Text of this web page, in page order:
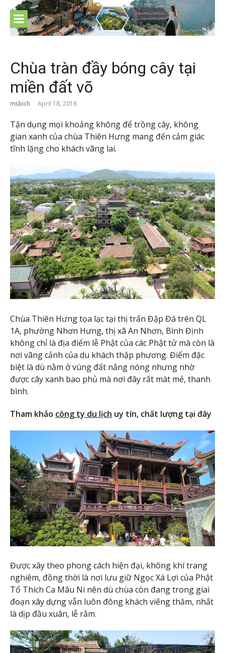
content
Chùa tràn đầy bóng cây tại
miền đất võ
msbich April 18, 2018
Tận dụng mọi khoảng không để trồng cây, không
gian xanh của chùa Thiên Hưng mang đến cảm giác
tĩnh lặng cho khách vãng lai.
Chùa Thiên Hưng tọa lạc tại thị trấn Đập Đá trên QL
1A, phường Nhơn Hưng, thị xã An Nhơn, Bình Định
không chỉ là địa điểm lễ Phật của các Phật tử mà còn là
nơi vãng cảnh của du khách thập phương. Điểm đặc
biệt là dù nằm ở vùng đất nắng nóng nhưng nhờ
được cây xanh bao phủ mà nơi đây rất mát mẻ, thanh
bình.
Tham khảo công ty du lịch uy tín, chất lượng tại đây
Được xây theo phong cách hiện đại, không khí trang
nghiêm, đồng thời là nơi lưu giữ Ngọc Xá Lợi của Phật
Tổ Thích Ca Mâu Ni nên dù chùa còn đang trong giai
đoạn xây dựng vẫn luôn đông khách viếng thăm, nhất
là dịp đầu xuân, lễ rằm.